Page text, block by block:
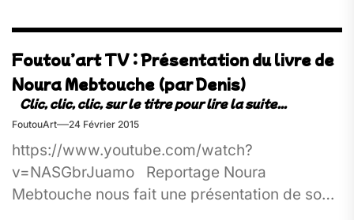
Foutou’art TV : Présentation du livre de
Noura Mebtouche (par Denis)
FoutouArt 24 Février 2015
https://www.youtube.com/watch?
v=NASGbrJuamo Reportage Noura
Mebtouche nous fait une présentation de son